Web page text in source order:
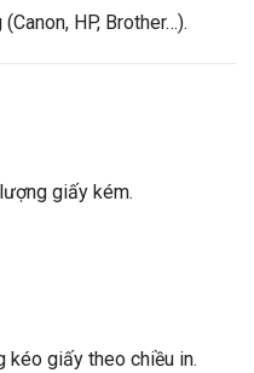
HP, Brother…).
giấy kém.
kéo giấy theo chiều in.